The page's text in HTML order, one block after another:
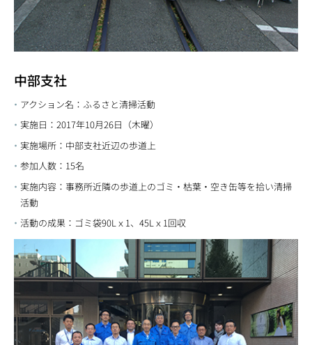
中部支社
アクション名：ふるさと清掃活動
実施日：2017年10月26日（木曜）
実施場所：中部支社近辺の歩道上
参加人数：15名
実施内容：事務所近隣の歩道上のゴミ・枯葉・空き缶等を拾い清掃
活動
活動の成果：ゴミ袋90Lｘ1、45Lｘ1回収